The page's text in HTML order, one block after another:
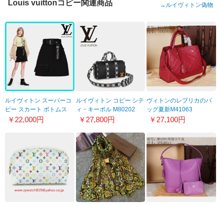
Louis vuittonコピー関連商品 → ルイヴィトン偽物
ルイヴィトン スーパーコ
ピー スカート ボトムス
人気1A9328
￥22,000円
ルイヴィトン コピー シテ
ィ・キーポル M80202
￥27,800円
ヴィトンのレプリカのバ
ッグ夏新M41063
￥27,100円